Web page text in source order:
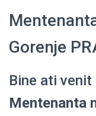
Gorenje
Bine ati venit
Mentenanta